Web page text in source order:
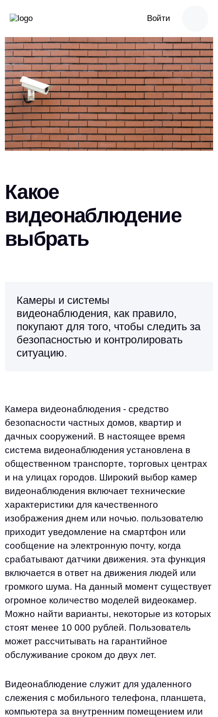
Войти
Какое
видеонаблюдение
выбрать
Камеры и системы
видеонаблюдения, как правило,
покупают для того, чтобы следить за
безопасностью и контролировать
ситуацию.
Камера видеонаблюдения - средство
безопасности частных домов, квартир и
дачных сооружений. В настоящее время
система видеонаблюдения установлена в
общественном транспорте, торговых центрах
и на улицах городов. Широкий выбор камер
видеонаблюдения включает технические
характеристики для качественного
изображения днем или ночью. пользователю
приходит уведомление на смартфон или
сообщение на электронную почту, когда
срабатывают датчики движения. эта функция
включается в ответ на движения людей или
громкого шума. На данный момент существует
огромное количество моделей видеокамер.
Можно найти варианты, некоторые из которых
стоят менее 10 000 рублей. Пользователь
может рассчитывать на гарантийное
обслуживание сроком до двух лет.
Видеонаблюдение служит для удаленного
слежения с мобильного телефона, планшета,
компьютера за внутренним помещением или